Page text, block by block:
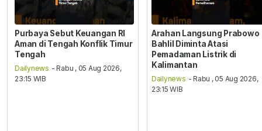
Purbaya Sebut Keuangan RI
Aman di Tengah Konflik Timur
Tengah
Dailynews - Rabu , 05 Aug 2026,
23:15 WIB
Arahan Langsung Prabowo
Bahlil Diminta Atasi
Pemadaman Listrik di
Kalimantan
Dailynews - Rabu , 05 Aug 2026,
23:15 WIB